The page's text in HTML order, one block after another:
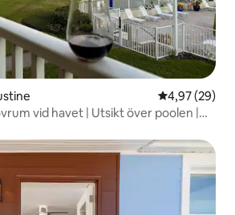
4,97 av 5 i
4,97 (29)
vid havet | Utsikt över poolen |